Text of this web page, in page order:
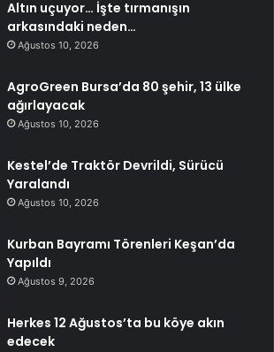
Altın uçuyor… İşte tırmanışın
arkasındaki neden…
Ağustos 10, 2026
AgroGreen Bursa’da 80 şehir, 13 ülke
ağırlayacak
Ağustos 10, 2026
Kestel’de Traktör Devrildi, Sürücü
Yaralandı
Ağustos 10, 2026
Kurban Bayramı Törenleri Keşan’da
Yapıldı
Ağustos 9, 2026
Herkes 12 Ağustos’ta bu köye akın
edecek